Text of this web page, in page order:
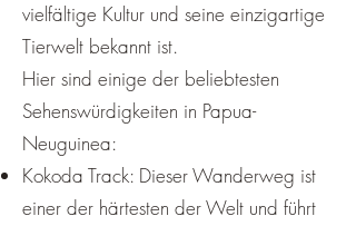
vielfältige Kultur und seine einzigartige
Tierwelt bekannt ist.
Hier sind einige der beliebtesten
Sehenswürdigkeiten in Papua-
Neuguinea:
Kokoda Track: Dieser Wanderweg ist
einer der härtesten der Welt und führt